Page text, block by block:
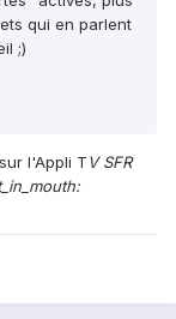
qui en parlent
;)
l'Appli TV SFR